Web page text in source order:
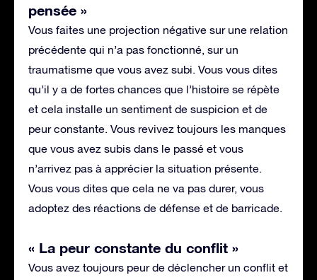
pensée »
Vous faites une projection négative sur une relation
précédente qui n’a pas fonctionné, sur un
traumatisme que vous avez subi. Vous vous dites
qu’il y a de fortes chances que l’histoire se répète
et cela installe un sentiment de suspicion et de
peur constante. Vous revivez toujours les manques
que vous avez subis dans le passé et vous
n’arrivez pas à apprécier la situation présente.
Vous vous dites que cela ne va pas durer, vous
adoptez des réactions de défense et de barricade.
« La peur constante du conflit »
Vous avez toujours peur de déclencher un conflit et